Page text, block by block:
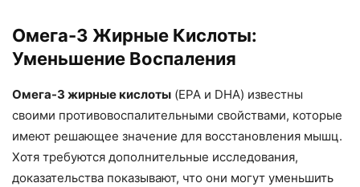
Омега-3 Жирные Кислоты:
Уменьшение Воспаления
Омега-3 жирные кислоты (EPA и DHA) известны
своими противовоспалительными свойствами, которые
имеют решающее значение для восстановления мышц.
Хотя требуются дополнительные исследования,
доказательства показывают, что они могут уменьшить